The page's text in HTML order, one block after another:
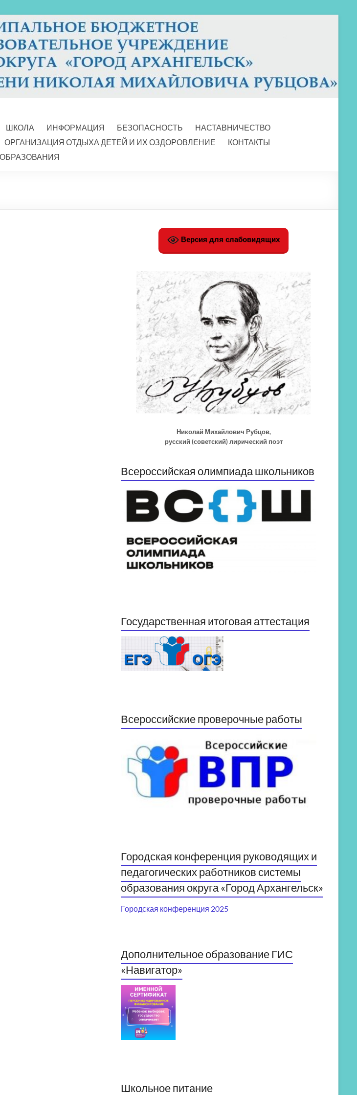
ШКОЛА ИНФОРМАЦИЯ БЕЗОПАСНОСТЬ
НАСТАВНИЧЕСТВО
ОРГАНИЗАЦИЯ ОТДЫХА ДЕТЕЙ И ИХ ОЗДОРОВЛЕНИЕ
КОНТАКТЫ
Версия для слабовидящих
Николай Михайлович Рубцов,
русский (советский) лирический поэт
Всероссийская олимпиада школьников
Государственная итоговая аттестация
Всероссийские проверочные работы
Городская конференция руководящих и
педагогических работников системы
образования округа «Город Архангельск»
Городская конференция 2025
Дополнительное образование ГИС
«Навигатор»
Школьное питание